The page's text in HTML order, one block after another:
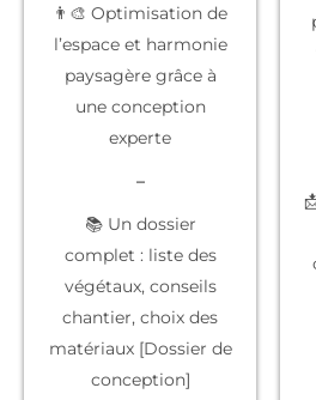
👨‍🎨 Optimisation de
l’espace et harmonie
paysagère grâce à
une conception
experte
–
📚 Un dossier
complet : liste des
végétaux, conseils
chantier, choix des
matériaux [Dossier de
conception]